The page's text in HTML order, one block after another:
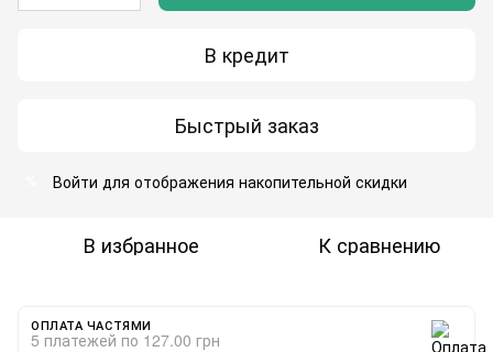
В кредит
Быстрый заказ
Войти для отображения накопительной скидки
В избранное К сравнению
ОПЛАТА ЧАСТЯМИ
5 платежей по 127.00 грн